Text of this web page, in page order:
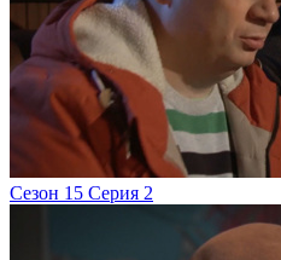
Сезон 15 Серия 2